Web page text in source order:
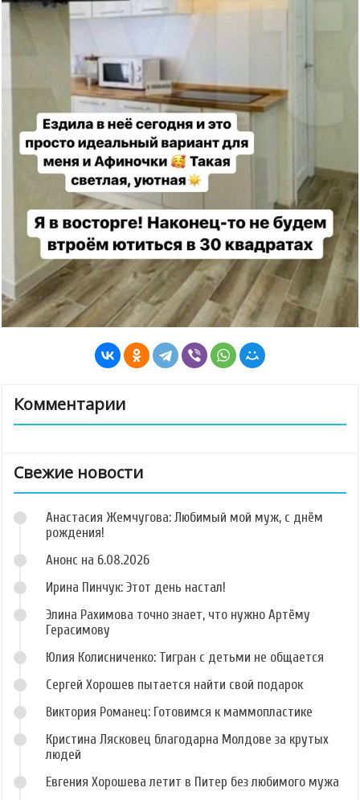
Комментарии
Свежие новости
Анастасия Жемчугова: Любимый мой муж, с днём
рождения!
Анонс на 6.08.2026
Ирина Пинчук: Этот день настал!
Элина Рахимова точно знает, что нужно Артёму
Герасимову
Юлия Колисниченко: Тигран с детьми не общается
Сергей Хорошев пытается найти свой подарок
Виктория Романец: Готовимся к маммопластике
Кристина Лясковец благодарна Молдове за крутых
людей
Евгения Хорошева летит в Питер без любимого мужа